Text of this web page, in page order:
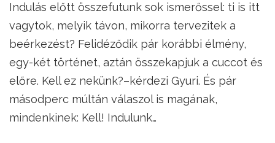
Indulás előtt összefutunk sok ismerőssel: ti is itt
vagytok, melyik távon, mikorra tervezitek a
beérkezést? Felidéződik pár korábbi élmény,
egy-két történet, aztán összekapjuk a cuccot és
előre. Kell ez nekünk?–kérdezi Gyuri. És pár
másodperc múltán válaszol is magának,
mindenkinek: Kell! Indulunk…